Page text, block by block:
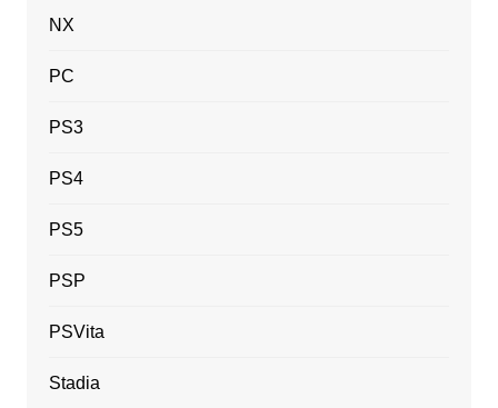
NX
PC
PS3
PS4
PS5
PSP
PSVita
Stadia